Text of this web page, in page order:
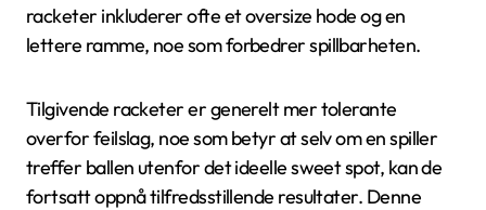
racketer inkluderer ofte et oversize hode og en
lettere ramme, noe som forbedrer spillbarheten.
Tilgivende racketer er generelt mer tolerante
overfor feilslag, noe som betyr at selv om en spiller
treffer ballen utenfor det ideelle sweet spot, kan de
fortsatt oppnå tilfredsstillende resultater. Denne